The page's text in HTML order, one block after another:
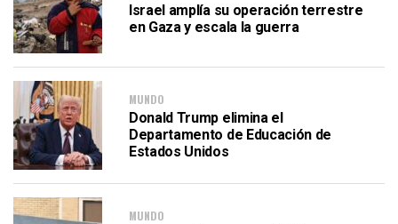
Israel amplía su operación terrestre
en Gaza y escala la guerra
MUNDO
Donald Trump elimina el
Departamento de Educación de
Estados Unidos
MUNDO